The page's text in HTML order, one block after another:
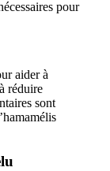
pour
aider à
réduire
sont